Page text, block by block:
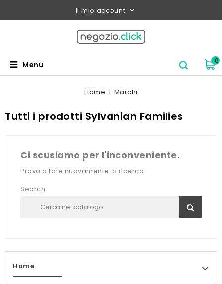
il mio account
0
Menu
Home Marchi
Tutti i prodotti Sylvanian Families
Ci scusiamo per l'inconveniente.
Prova a fare nuovamente la ricerca
Search
Home